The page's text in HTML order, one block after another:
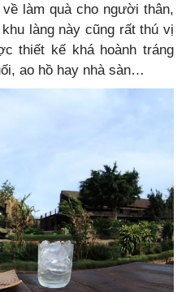
làm quà cho người thân,
làng này cũng rất thú vị
thiết kế khá hoành tráng
ao hồ hay nhà sàn…